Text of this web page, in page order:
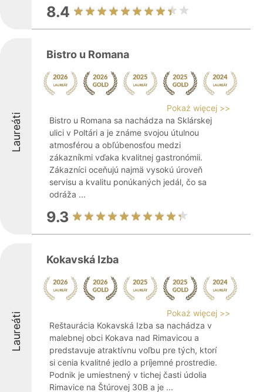
8.4
Laureáti
Bistro u Romana
Pokaż więcej >>
Bistro u Romana sa nachádza na Sklárskej
ulici v Poltári a je známe svojou útulnou
atmosférou a obľúbenosťou medzi
zákazníkmi vďaka kvalitnej gastronómii.
Zákazníci oceňujú najmä vysokú úroveň
servisu a kvalitu ponúkaných jedál, čo sa
odráža ...
9.3
Laureáti
Kokavská Izba
Pokaż więcej >>
Reštaurácia Kokavská Izba sa nachádza v
malebnej obci Kokava nad Rimavicou a
predstavuje atraktívnu voľbu pre tých, ktorí
si cenia kvalitné jedlo a príjemné prostredie.
Podnik je umiestnený v tichej časti údolia
Rimavice na Štúrovej 30B a je ...